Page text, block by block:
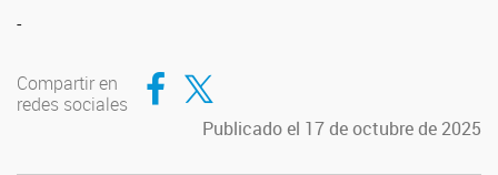
-
Compartir en
redes sociales
Compartir en Facebook
Compartir en Twitter
Publicado el 17 de octubre de 2025